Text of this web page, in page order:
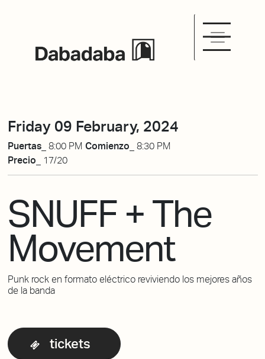
Friday 09 February, 2024
Puertas_ 8:00 PM Comienzo_ 8:30 PM
Precio_
17/20
SNUFF + The
Movement
Punk rock en formato eléctrico reviviendo los mejores años
de la banda
tickets